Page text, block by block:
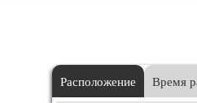
Расположение Время